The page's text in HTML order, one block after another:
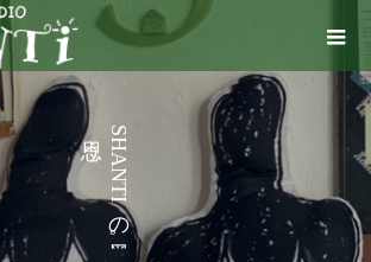
S
H
A
N
T
I
の
。
う
こ
な